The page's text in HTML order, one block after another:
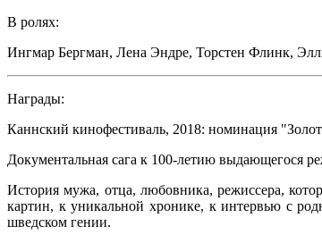
В ролях:
Ингмар Бергман, Лена Эндре, Торстен Флинк,
Награды:
Каннский кинофестиваль, 2018: номинация
Документальная сага к 100-летию выдающегося
История мужа, отца, любовника, режиссера,
картин, к уникальной хронике, к интервью с
шведском гении.